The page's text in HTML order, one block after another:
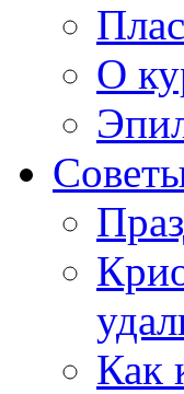
О
Как